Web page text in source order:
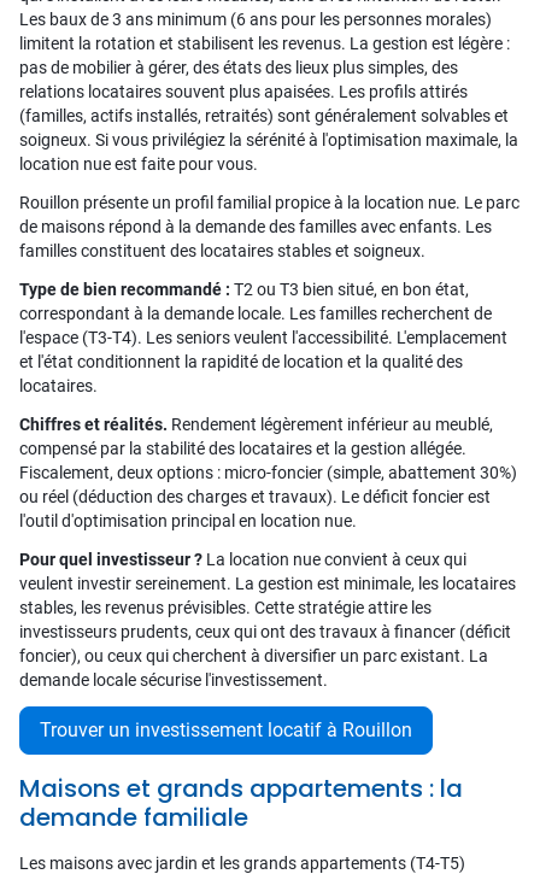
Les baux de 3 ans minimum (6 ans pour les personnes morales)
limitent la rotation et stabilisent les revenus. La gestion est légère :
pas de mobilier à gérer, des états des lieux plus simples, des
relations locataires souvent plus apaisées. Les profils attirés
(familles, actifs installés, retraités) sont généralement solvables et
soigneux. Si vous privilégiez la sérénité à l'optimisation maximale, la
location nue est faite pour vous.
Rouillon présente un profil familial propice à la location nue. Le parc
de maisons répond à la demande des familles avec enfants. Les
familles constituent des locataires stables et soigneux.
Type de bien recommandé : T2 ou T3 bien situé, en bon état,
correspondant à la demande locale. Les familles recherchent de
l'espace (T3-T4). Les seniors veulent l'accessibilité. L'emplacement
et l'état conditionnent la rapidité de location et la qualité des
locataires.
Chiffres et réalités. Rendement légèrement inférieur au meublé,
compensé par la stabilité des locataires et la gestion allégée.
Fiscalement, deux options : micro-foncier (simple, abattement 30%)
ou réel (déduction des charges et travaux). Le déficit foncier est
l'outil d'optimisation principal en location nue.
Pour quel investisseur ? La location nue convient à ceux qui
veulent investir sereinement. La gestion est minimale, les locataires
stables, les revenus prévisibles. Cette stratégie attire les
investisseurs prudents, ceux qui ont des travaux à financer (déficit
foncier), ou ceux qui cherchent à diversifier un parc existant. La
demande locale sécurise l'investissement.
Trouver un investissement locatif à Rouillon
Maisons et grands appartements : la
demande familiale
Les maisons avec jardin et les grands appartements (T4-T5)